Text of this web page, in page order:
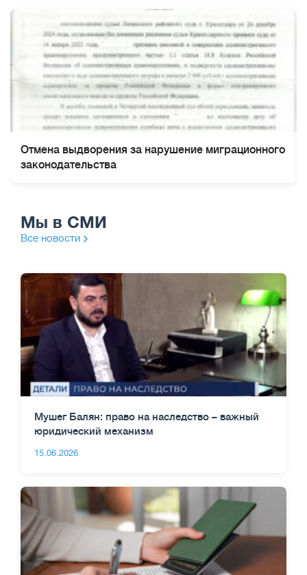
Отмена выдворения за нарушение миграционного
законодательства
Мы в СМИ
Все новости
Мушег Балян: право на наследство – важный
юридический механизм
15.06.2026